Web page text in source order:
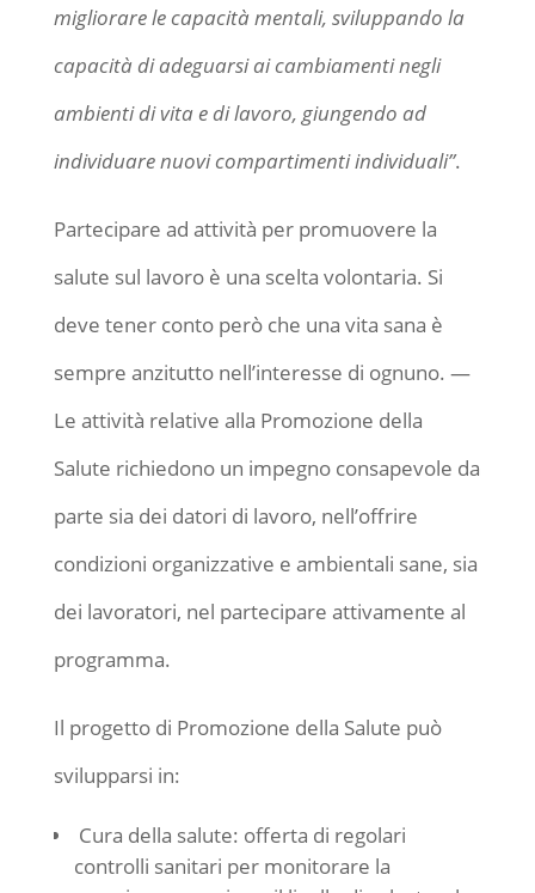
migliorare le capacità mentali, sviluppando la
capacità di adeguarsi ai cambiamenti negli
ambienti di vita e di lavoro, giungendo ad
individuare nuovi compartimenti individuali”.
Partecipare ad attività per promuovere la
salute sul lavoro è una scelta volontaria. Si
deve tener conto però che una vita sana è
sempre anzitutto nell’interesse di ognuno. —
Le attività relative alla Promozione della
Salute richiedono un impegno consapevole da
parte sia dei datori di lavoro, nell’offrire
condizioni organizzative e ambientali sane, sia
dei lavoratori, nel partecipare attivamente al
programma.
Il progetto di Promozione della Salute può
svilupparsi in:
Cura della salute: offerta di regolari
controlli sanitari per monitorare la